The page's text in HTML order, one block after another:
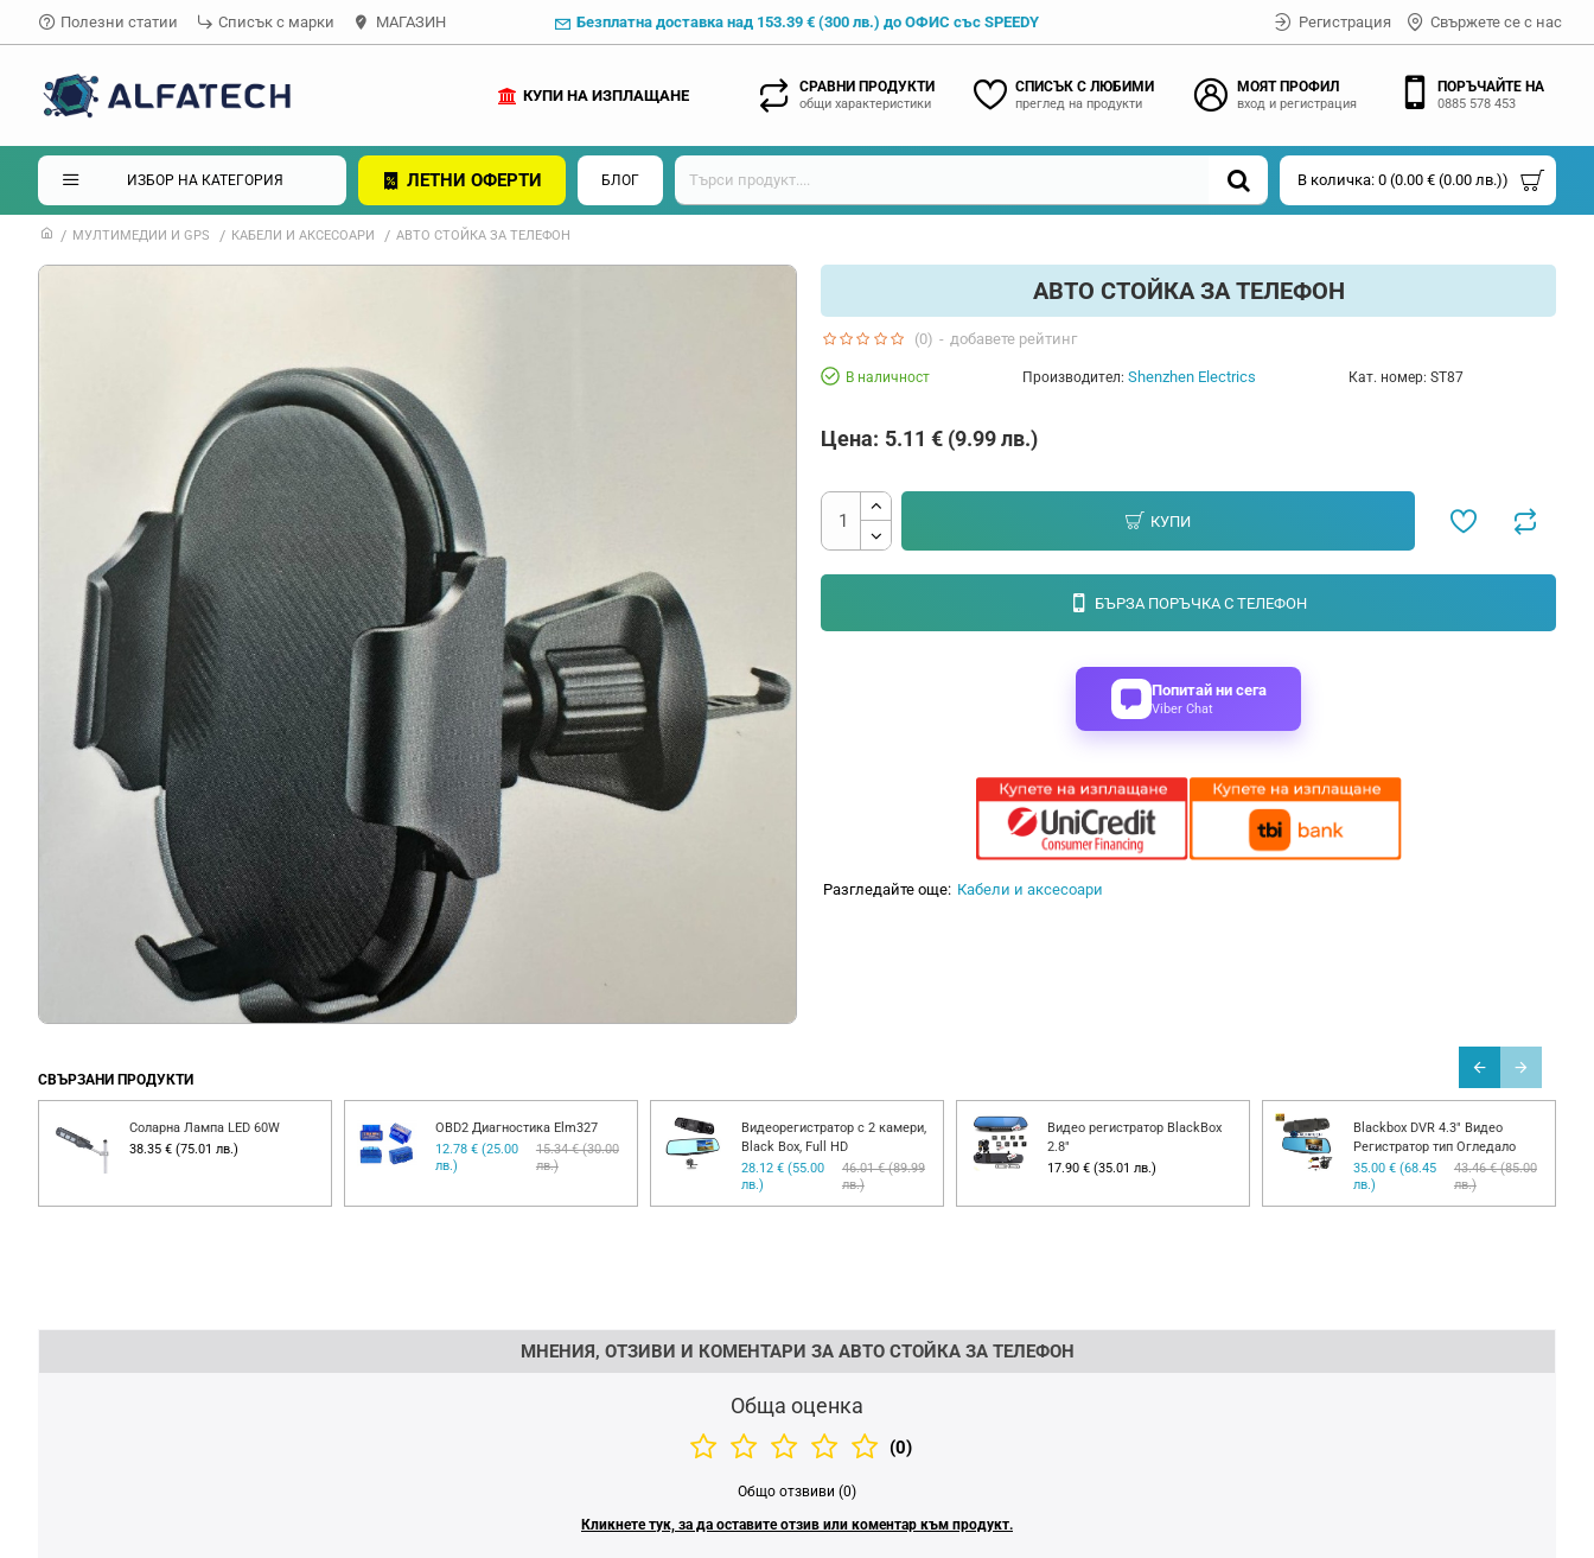
Полезни статии Списък с марки МАГАЗИН Безплатна доставка над 153.39 € (300 лв.) до ОФИС със SPEEDY Регистрация Свържете се с нас
СРАВНИ ПРОДУКТИ
общи характеристики
СПИСЪК С ЛЮБИМИ
преглед на продукти
МОЯТ ПРОФИЛ
вход и регистрация
ПОРЪЧАЙТЕ НА
0885 578 453
КУПИ НА ИЗПЛАЩАНЕ
ИЗБОР НА КАТЕГОРИЯ ЛЕТНИ ОФЕРТИ БЛОГ В количка: 0 (0.00 € (0.00 лв.))
МУЛТИМЕДИИ И GPS КАБЕЛИ И АКСЕСОАРИ АВТО СТОЙКА ЗА ТЕЛЕФОН
АВТО СТОЙКА ЗА ТЕЛЕФОН
В наличност Производител: Shenzhen Electrics Кат. номер: ST87
(0) - добавете рейтинг
Цена: 5.11 € (9.99 лв.)
КУПИ
БЪРЗА ПОРЪЧКА С ТЕЛЕФОН
Попитай ни сега
Viber Chat
Разгледайте още: Кабели и аксесоари
СВЪРЗАНИ ПРОДУКТИ
Соларна Лампа LED 60W
38.35 € (75.01 лв.)
OBD2 Диагностика Elm327
12.78 € (25.00
лв.)
15.34 € (30.00
лв.)
Видеорегистратор с 2 камери,
Black Box, Full HD
28.12 € (55.00
лв.)
46.01 € (89.99
лв.)
Видео регистратор BlackBox
2.8"
17.90 € (35.01 лв.)
Blackbox DVR 4.3" Видео
Регистратор тип Огледало
35.00 € (68.45
лв.)
43.46 € (85.00
лв.)
МНЕНИЯ, ОТЗИВИ И КОМЕНТАРИ ЗА АВТО СТОЙКА ЗА ТЕЛЕФОН
Обща оценка
(0)
Общо отзвиви (0)
Кликнете тук, за да оставите отзив или коментар към продукт.